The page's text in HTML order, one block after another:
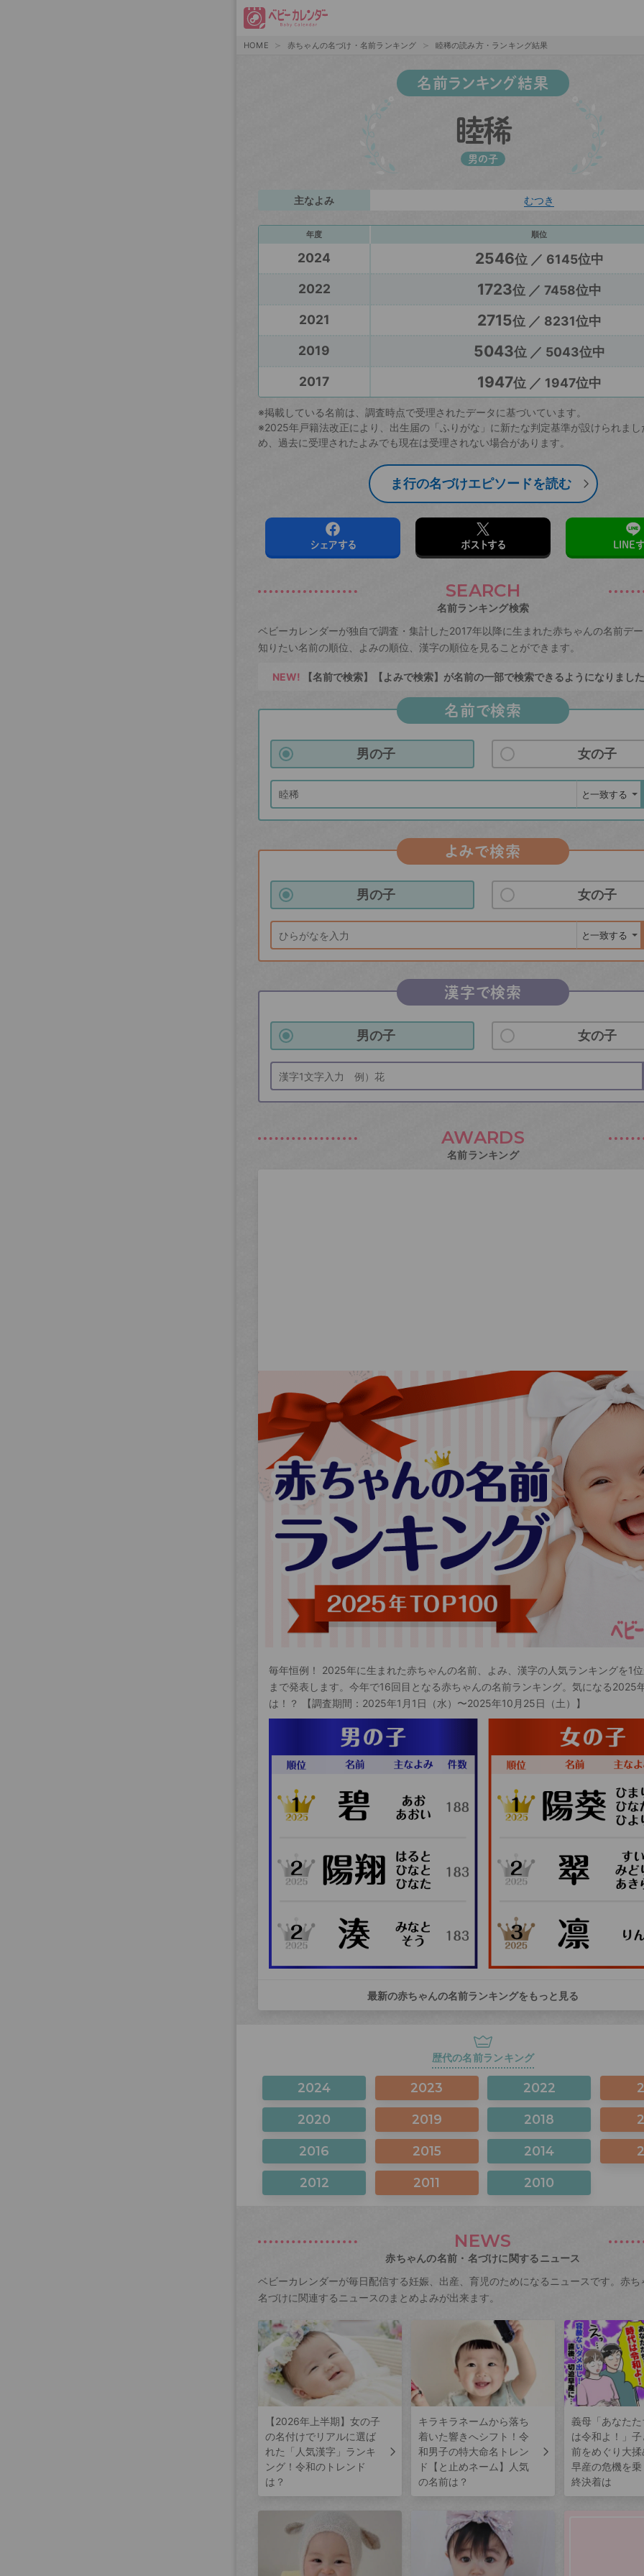
HOME 赤ちゃんの名づけ・名前ランキング 睦稀の読み方・ランキング結果
名前ランキング結果
睦稀
男の子
主なよみ むつき
年度 順位
2024 2546位 ／ 6145位中
2022
1723位 ／ 7458位中
2021
2715位 ／ 8231位中
2019
5043位 ／ 5043位中
2017
1947位 ／ 1947位中
※掲載している名前は、調査時点で受理されたデータに基づいています。
※2025年戸籍法改正により、出生届の「ふりがな」に新たな判定基準が設けられまし
め、過去に受理されたよみでも現在は受理されない場合があります。
ま行の名づけエピソードを読む
シェアする ポストする LINE
SEARCH
名前ランキング検索
ベビーカレンダーが独自で調査・集計した2017年以降に生まれた赤ちゃんの名前デ
知りたい名前の順位、よみの順位、漢字の順位を見ることができます。
NEW! 【名前で検索】【よみで検索】が名前の一部で検索できるようになりまし
名前で検索
男の子 女の子
よみで検索
男の子 女の子
漢字で検索
男の子 女の子
AWARDS
名前ランキング
毎年恒例！ 2025年に生まれた赤ちゃんの名前、よみ、漢字の人気ランキングを1
まで発表します。今年で16回目となる赤ちゃんの名前ランキング。気になる2025
は！？ 【調査期間：2025年1月1日（水）〜2025年10月25日（土）】
最新の赤ちゃんの名前ランキングをもっと見る
歴代の名前ランキング
2024 2023 2022
2020 2019 2018
2016 2015 2014
2012 2011 2010
NEWS
赤ちゃんの名前・名づけに関するニュース
ベビーカレンダーが毎日配信する妊娠、出産、育児のためになるニュースです。赤ち
名づけに関連するニュースのまとめよみが出来ます。
【2026年上半期】女の子
の名付けでリアルに選ば
れた「人気漢字」ランキ
ング！令和のトレンド
は？
キラキラネームから落ち
着いた響きへシフト！令
和男子の特大命名トレン
ド【と止めネーム】人気
の名前は？
義母「あなた
は令和よ！」
前をめぐり大
早産の危機を
終決着は